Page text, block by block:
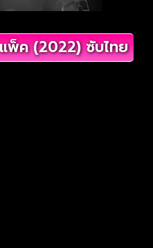
พ็ค (2022) ซับไทย